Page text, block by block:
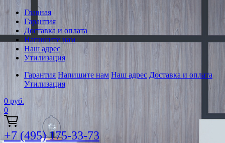
Главная
Гарантия
Доставка и оплата
Напишите нам
Наш адрес
Утилизация
Гарантия Напишите нам Наш адрес Доставка и оплата
Утилизация
0 руб.
0
+7 (495) 175-33-73